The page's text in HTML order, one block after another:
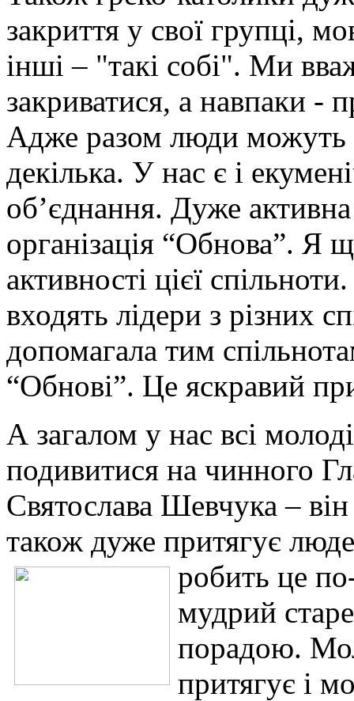
закриття у свої групці,
інші – "такі собі". Ми
закриватися, а навпаки -
Адже разом люди можуть
декілька. У нас є і
об’єднання. Дуже
організація “Обнова”. Я
активності цієї
входять лідери з різних
допомагала тим
“Обнові”. Це яскравий
А загалом у нас всі
подивитися на чинного
Святослава Шевчука –
також дуже притягує
робить це
мудрий
порадою.
притягує і